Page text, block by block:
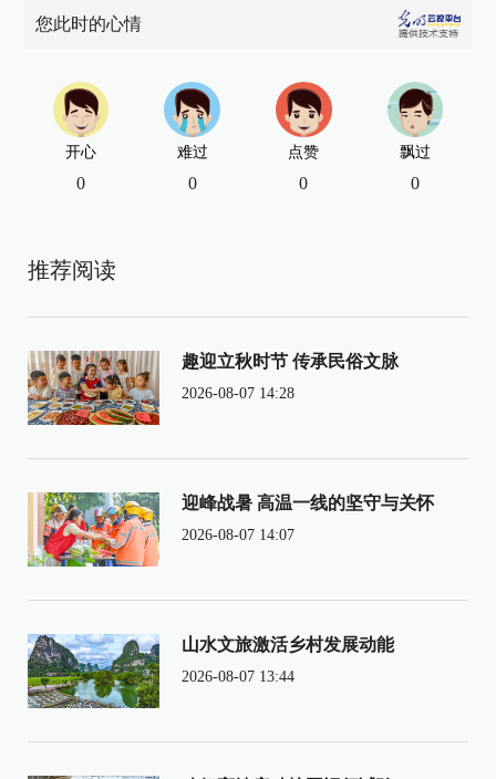
您此时的心情
开心
0
难过
0
点赞
0
飘过
0
推荐阅读
趣迎立秋时节 传承民俗文脉
2026-08-07 14:28
迎峰战暑 高温一线的坚守与关怀
2026-08-07 14:07
山水文旅激活乡村发展动能
2026-08-07 13:44